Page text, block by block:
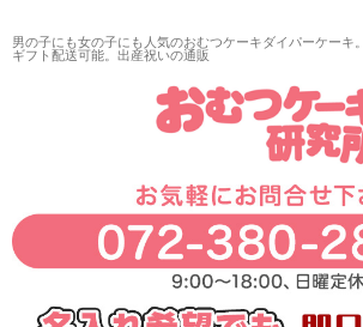
男の子にも女の子にも人気のおむつケーキダイパーケーキ。
ギフト配送可能。出産祝いの通販
翌日発送
◆
◆